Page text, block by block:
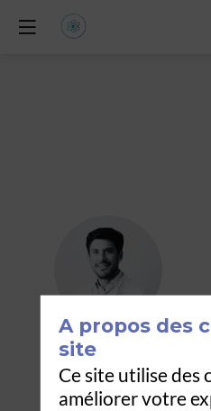
PYB
A propos des
site
Ce site utilise des
améliorer votre